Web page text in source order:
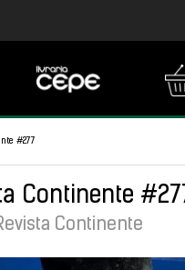
#277
Continente
Continente